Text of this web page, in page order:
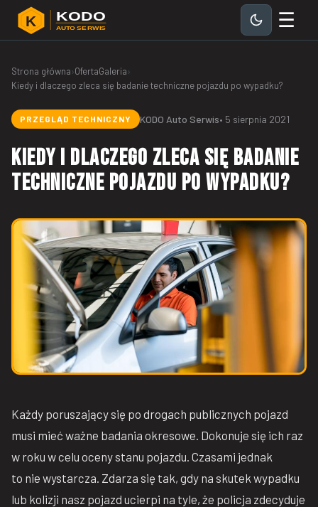
K KODO
AUTO SERWIS ☰
Strona główna›OfertaGaleria›
Kiedy i dlaczego zleca się badanie techniczne pojazdu po wypadku?
PRZEGLĄD TECHNICZNY KODO Auto Serwis• 5 sierpnia 2021
Kiedy i dlaczego zleca się badanie
techniczne pojazdu po wypadku?
Każdy poruszający się po drogach publicznych pojazd
musi mieć ważne badania okresowe. Dokonuje się ich raz
w roku w celu oceny stanu pojazdu. Czasami jednak
to nie wystarcza. Zdarza się tak, gdy na skutek wypadku
lub kolizji nasz pojazd ucierpi na tyle, że policja zdecyduje